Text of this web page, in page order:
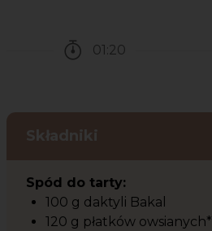
01:20
Składniki
Spód do tarty:
100 g daktyli Bakal
120 g płatków owsianych*